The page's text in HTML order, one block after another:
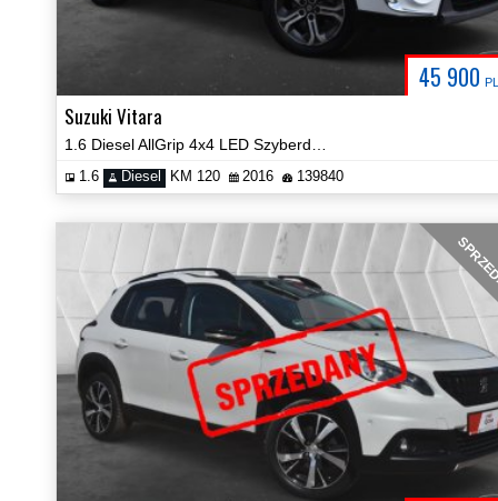
45 900
Suzuki Vitara
1.6 Diesel KM 120 2016 139840